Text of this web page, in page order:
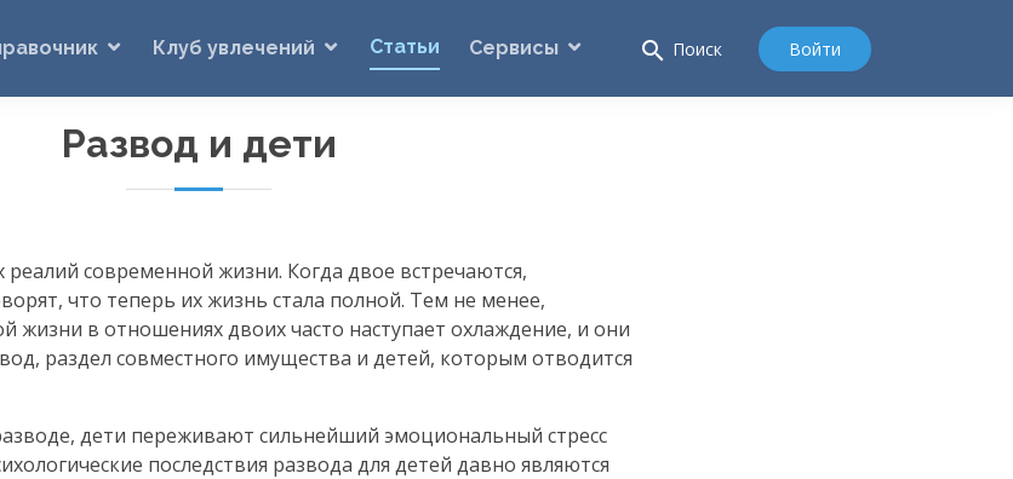
Клуб увлечений Статьи Сервисы search Поиск Войти
Развод и дети
современной жизни. Когда двое встречаются,
что теперь их жизнь стала полной. Тем не менее,
жизни в отношениях двоих часто наступает охлаждение, и они
раздел совместного имущества и детей, которым отводится
дети переживают сильнейший эмоциональный стресс
последствия развода для детей давно являются